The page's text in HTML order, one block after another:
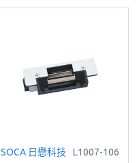
SOCA 日懋科技 L1007-106